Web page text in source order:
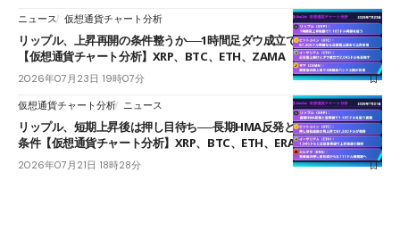
ニュース 仮想通貨チャート分析
リップル、上昇再開の条件整うか──1時間足ダウ成立で1.185ドルを狙う
【仮想通貨チャート分析】XRP、BTC、ETH、ZAMA
2026年07月23日 19時07分
仮想通貨チャート分析 ニュース
リップル、短期上昇後は押し目待ち──長期HMA反発と雲上抜けが買い
条件【仮想通貨チャート分析】XRP、BTC、ETH、ERA
2026年07月21日 18時28分